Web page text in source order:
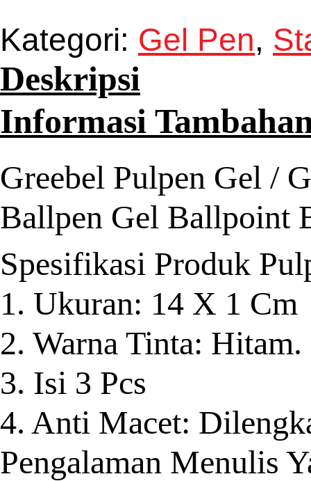
Kategori: Gel Pen,
Deskripsi
Informasi
Greebel Pulpen Gel /
Ballpen Gel Ballpoint
Spesifikasi Produk
1. Ukuran: 14 X 1 Cm
2. Warna Tinta: Hitam.
3. Isi 3 Pcs
4. Anti Macet:
Pengalaman Menulis